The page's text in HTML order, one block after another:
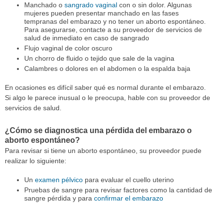
Manchado o sangrado vaginalcon o sin dolor. Algunas
mujeres pueden presentar manchado en las fases
tempranas del embarazo y no tener un aborto espontáneo.
Para asegurarse, contacte a su proveedor de servicios de
salud de inmediato en caso de sangrado
Flujo vaginal de color oscuro
Un chorro de fluido o tejido que sale de la vagina
Calambres o dolores en el abdomen o la espalda baja
En ocasiones es difícil saber qué es normal durante el embarazo.
Si algo le parece inusual o le preocupa, hable con su proveedor de
servicios de salud.
¿Cómo se diagnostica una pérdida del embarazo o
aborto espontáneo?
Para revisar si tiene un aborto espontáneo, su proveedor puede
realizar lo siguiente:
Un examen pélvicopara evaluar el cuello uterino
Pruebas de sangre para revisar factores como la cantidad de
sangre pérdida y para confirmar el embarazo